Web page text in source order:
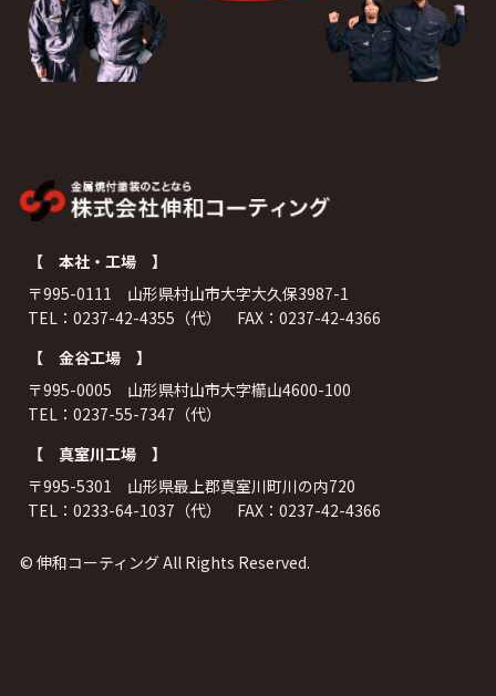
【 本社・工場 】
〒995-0111 山形県村山市大字大久保3987-1
TEL：0237-42-4355（代） FAX：0237-42-4366
【 金谷工場 】
〒995-0005 山形県村山市大字櫤山4600-100
TEL：0237-55-7347（代）
【 真室川工場 】
〒995-5301 山形県最上郡真室川町川の内720
TEL：0233-64-1037（代） FAX：0237-42-4366
© 伸和コーティング All Rights Reserved.